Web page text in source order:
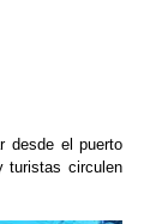
desde el puerto
turistas circulen